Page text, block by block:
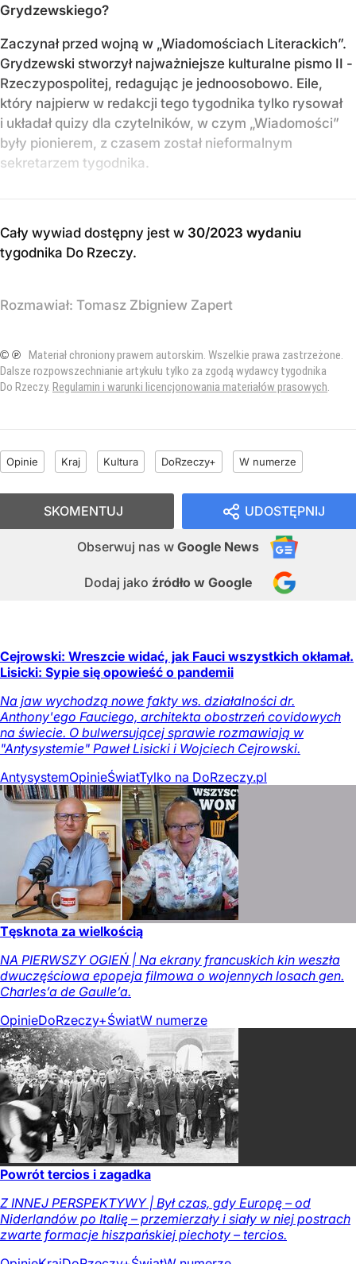
Grydzewskiego?
Zaczynał przed wojną w „Wiadomościach Literackich”.
Grydzewski stworzył najważniejsze kulturalne pismo II ­
Rzeczypospolitej, redagując je jednoosobowo. Eile,
który najpierw w redakcji tego tygodnika tylko rysował
i układał quizy dla czytelników, w czym „Wiadomości”
były pionierem, z czasem został nieformalnym
sekretarzem tygodnika.
Cały wywiad dostępny jest w 30/2023 wydaniu
tygodnika Do Rzeczy.
Rozmawiał: Tomasz Zbigniew Zapert
© ℗
Materiał chroniony prawem autorskim. Wszelkie prawa zastrzeżone.
Dalsze rozpowszechnianie artykułu tylko za zgodą wydawcy tygodnika
Do Rzeczy. Regulamin i warunki licencjonowania materiałów prasowych.
Opinie Kraj Kultura DoRzeczy+ W numerze
UDOSTĘPNIJ
Obserwuj nas w Google News
Dodaj jako źródło w Google
SKOMENTUJ
Cejrowski: Wreszcie widać, jak Fauci wszystkich okłamał.
Lisicki: Sypie się opowieść o pandemii
Na jaw wychodzą nowe fakty ws. działalności dr.
Anthony'ego Fauciego, architekta obostrzeń covidowych
na świecie. O bulwersującej sprawie rozmawiają w
"Antysystemie" Paweł Lisicki i Wojciech Cejrowski.
AntysystemOpinieŚwiatTylko na DoRzeczy.pl
Tęsknota za wielkością
NA PIERWSZY OGIEŃ | Na ekrany francuskich kin weszła
dwuczęściowa epopeja filmowa o wojennych losach gen.
Charles’a de Gaulle’a.
OpinieDoRzeczy+ŚwiatW numerze
Powrót tercios i zagadka
Z INNEJ PERSPEKTYWY | Był czas, gdy Europę – od
Niderlandów po Italię – przemierzały i siały w niej postrach
zwarte formacje hiszpańskiej piechoty – tercios.